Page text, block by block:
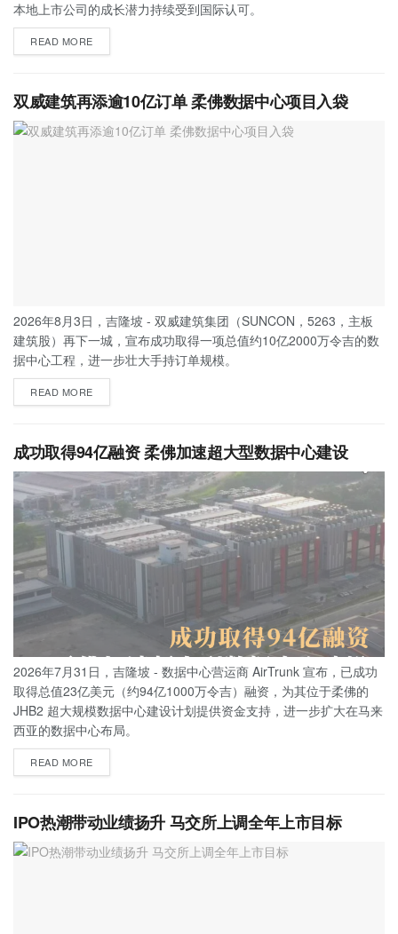
本地上市公司的成长潜力持续受到国际认可。
READ MORE
双威建筑再添逾10亿订单 柔佛数据中心项目入袋
2026年8月3日，吉隆坡 - 双威建筑集团（SUNCON，5263，主板
建筑股）再下一城，宣布成功取得一项总值约10亿2000万令吉的数
据中心工程，进一步壮大手持订单规模。
READ MORE
成功取得94亿融资 柔佛加速超大型数据中心建设
2026年7月31日，吉隆坡 - 数据中心营运商 AirTrunk 宣布，已成功
取得总值23亿美元（约94亿1000万令吉）融资，为其位于柔佛的
JHB2 超大规模数据中心建设计划提供资金支持，进一步扩大在马来
西亚的数据中心布局。
READ MORE
IPO热潮带动业绩扬升 马交所上调全年上市目标